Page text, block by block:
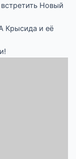
Новый
Крысида и её